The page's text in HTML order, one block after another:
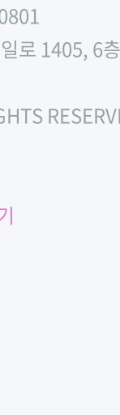
로 1405, 6